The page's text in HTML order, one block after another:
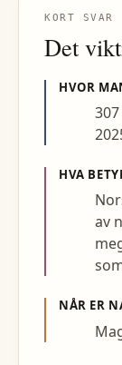
KORT SVAR
Det
HVOR
HVA
av
NÅR ER